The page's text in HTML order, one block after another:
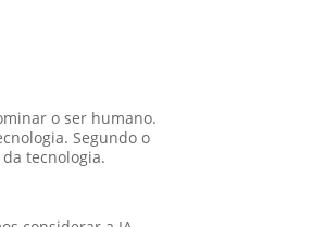
o ser humano.
Segundo o
tecnologia.